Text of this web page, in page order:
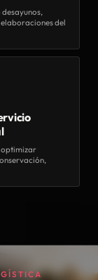
del
optimizar